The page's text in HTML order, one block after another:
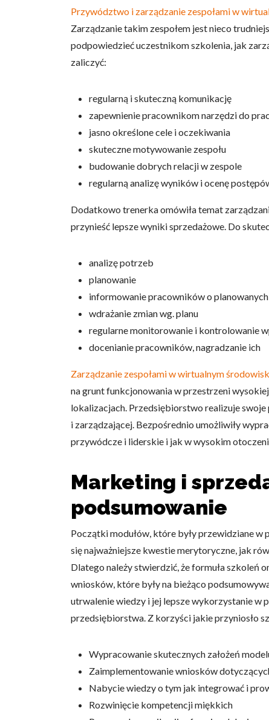
Przywództwo i zarządzanie zespołami w
Zarządzanie takim zespołem jest nieco
podpowiedzieć uczestnikom szkolenia, jak
zaliczyć:
regularną i skuteczną komunikację
zapewnienie pracownikom narzędzi do
jasno określone cele i oczekiwania
skuteczne motywowanie zespołu
budowanie dobrych relacji w zespole
regularną analizę wyników i ocenę
Dodatkowo trenerka omówiła temat
przynieść lepsze wyniki sprzedażowe. Do
analizę potrzeb
planowanie
informowanie pracowników o
wdrażanie zmian wg. planu
regularne monitorowanie i kontrolowanie
docenianie pracowników, nagradzanie ich
Zarządzanie zespołami w wirtualnym
na grunt funkcjonowania w przestrzeni
lokalizacjach. Przedsiębiorstwo realizuje
i zarządzającej. Bezpośrednio umożliwiły
przywódcze i liderskie i jak w wysokim
Marketing i
podsumowanie
Początki modułów, które były przewidziane w
się najważniejsze kwestie merytoryczne, jak
Dlatego należy stwierdzić, że formuła szkoleń
wniosków, które były na bieżąco
utrwalenie wiedzy i jej lepsze wykorzystanie w
przedsiębiorstwa. Z korzyści jakie przyniosło
Wypracowanie skutecznych założeń
Zaimplementowanie wniosków
Nabycie wiedzy o tym jak integrować i
Rozwinięcie kompetencji miękkich
Marketingowe pliki cookie
reklam, które są istotne i
reklamodawców strony
Nieklasyfikowane pliki
Odrzuć